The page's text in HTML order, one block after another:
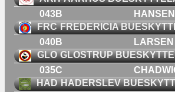
043B
FRC FREDERICIA
040B
GLO GLOSTRUP
035C
HAD HADERSLEV